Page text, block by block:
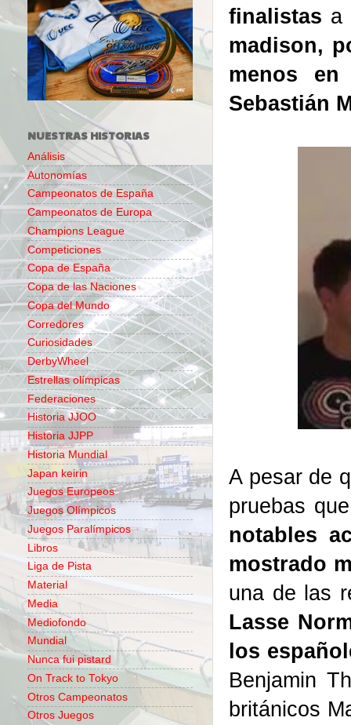
finalistas a
madison,
menos
Sebastián
A pesar de
pruebas
notables
mostrado
una de las
Lasse
los
Benjamin
británicos
NUESTRAS HISTORIAS
Análisis
Autonomías
Campeonatos de España
Campeonatos de Europa
Champions League
Competiciones
Copa de España
Copa de las Naciones
Copa del Mundo
Corredores
Curiosidades
DerbyWheel
Estrellas olímpicas
Federaciones
Historia JJOO
Historia JJPP
Historia Mundial
Japan keirin
Juegos Europeos
Juegos Olímpicos
Juegos Paralímpicos
Libros
Liga de Pista
Material
Media
Mediofondo
Mundial
Nunca fui pistard
On Track to Tokyo
Otros Campeonatos
Otros Juegos